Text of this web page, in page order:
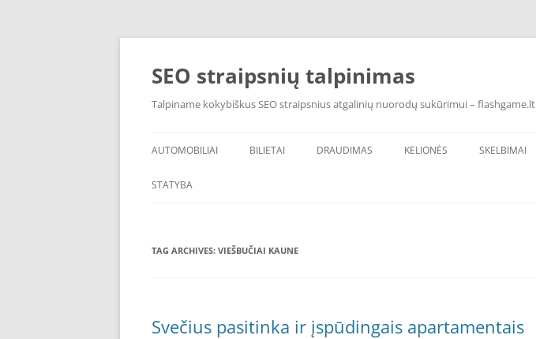
Skip
SEO straipsnių talpinimas
Talpiname kokybiškus SEO straipsnius atgalinių nuorodų sukūrimui – flashgame.lt
AUTOMOBILIAI BILIETAI DRAUDIMAS KELIONĖS SKELBIMAI
STATYBA
TAG ARCHIVES: VIEŠBUČIAI KAUNE
Svečius pasitinka ir įspūdingais apartamentais